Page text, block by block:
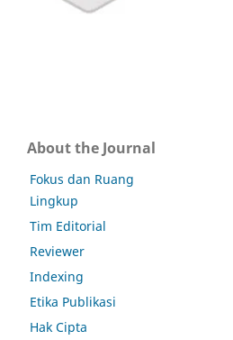
About the Journal
Fokus dan Ruang
Lingkup
Tim Editorial
Reviewer
Indexing
Etika Publikasi
Hak Cipta